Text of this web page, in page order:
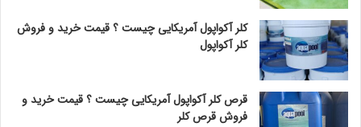
کلر آکواپول آمریکایی چیست ؟ قیمت خرید و فروش
کلر آکواپول
قرص کلر آکواپول آمریکایی چیست ؟ قیمت خرید و
فروش قرص کلر